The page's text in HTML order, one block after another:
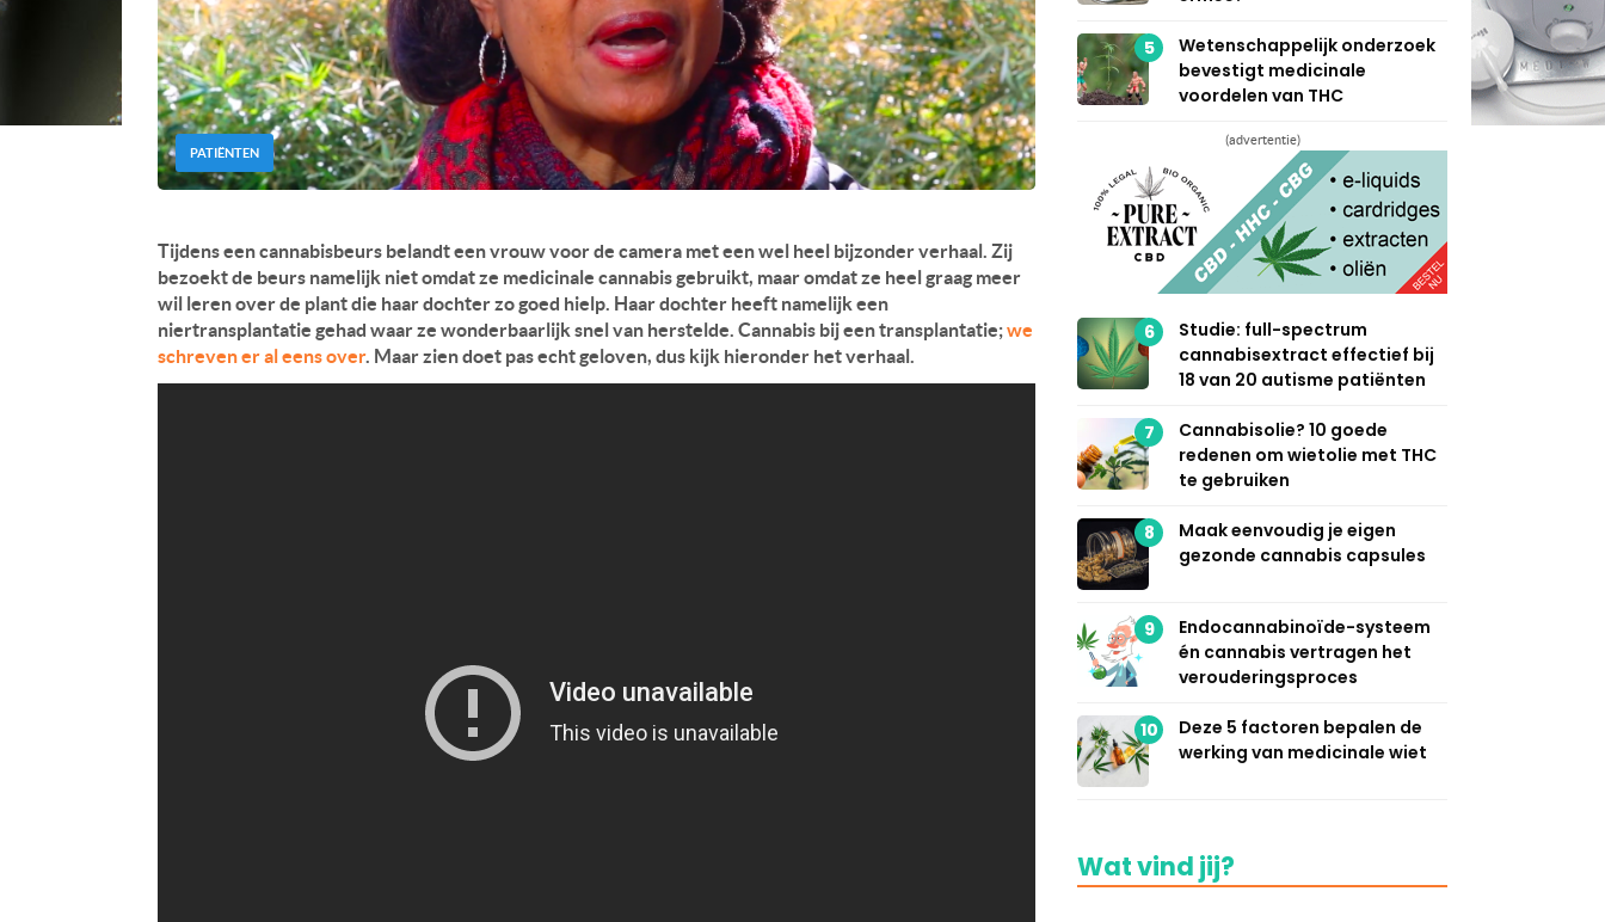
PATIËNTEN
Tijdens een cannabisbeurs belandt een vrouw voor de camera met een wel heel bijzonder verhaal. Zij
bezoekt de beurs namelijk niet omdat ze medicinale cannabis gebruikt, maar omdat ze heel graag meer
wil leren over de plant die haar dochter zo goed hielp. Haar dochter heeft namelijk een
niertransplantatie gehad waar ze wonderbaarlijk snel van herstelde. Cannabis bij een transplantatie;we
schreven er al eens over. Maar zien doet pas echt geloven, dus kijk hieronder het verhaal.
5
Wetenschappelijk onderzoek
bevestigt medicinale
voordelen van THC
(advertentie)
6
Studie: full-spectrum
cannabisextract effectief bij
18 van 20 autisme patiënten
7
Cannabisolie? 10 goede
redenen om wietolie met THC
te gebruiken
8
Maak eenvoudig je eigen
gezonde cannabis capsules
9
Endocannabinoïde-systeem
én cannabis vertragen het
verouderingsproces
10
Deze 5 factoren bepalen de
werking van medicinale wiet
Wat vind jij?